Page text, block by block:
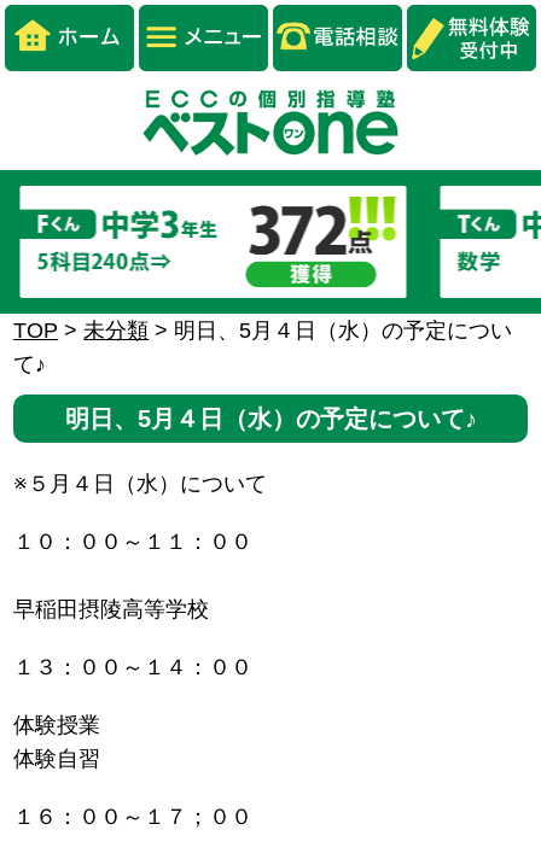
TOP >未分類 > 明日、5月４日（水）の予定につい
て♪
明日、5月４日（水）の予定について♪
※５月４日（水）について
１０：００～１１：００
早稲田摂陵高等学校
１３：００～１４：００
体験授業
体験自習
１６：００～１７；００